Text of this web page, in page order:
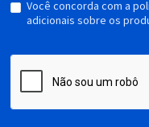
Você concorda com a
adicionais sobre os